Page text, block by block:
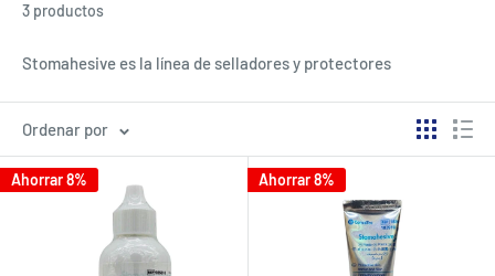
3 productos
Stomahesive es la línea de selladores y protectores
colostomía, ileostomía y urostomía. Los productos
Stomahesive forman una barrera hidrocoloide entre la piel y la
placa de ostomía, protegiendo la piel periestomal del efluente
y mejorando la adhesión del sistema.
Ordenar por
Ahorrar 8% Ahorrar 8%